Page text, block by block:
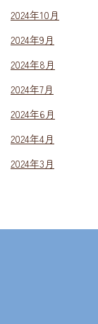
2024年10月
2024年9月
2024年8月
2024年7月
2024年6月
2024年4月
2024年3月